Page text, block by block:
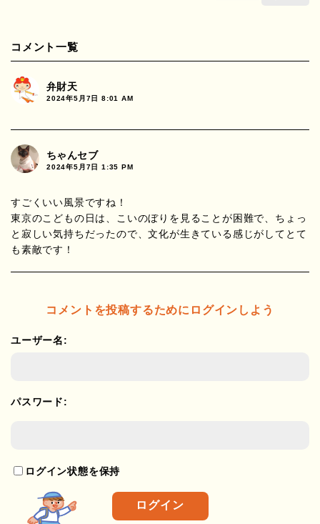
コメント一覧
弁財天
2024年5月7日 8:01 AM
ちゃんセブ
2024年5月7日 1:35 PM
すごくいい風景ですね！
東京のこどもの日は、こいのぼりを見ることが困難で、ちょっ
と寂しい気持ちだったので、文化が生きている感じがしてとて
も素敵です！
コメントを投稿するためにログインしよう
ユーザー名:
パスワード:
ログイン状態を保持
ログイン